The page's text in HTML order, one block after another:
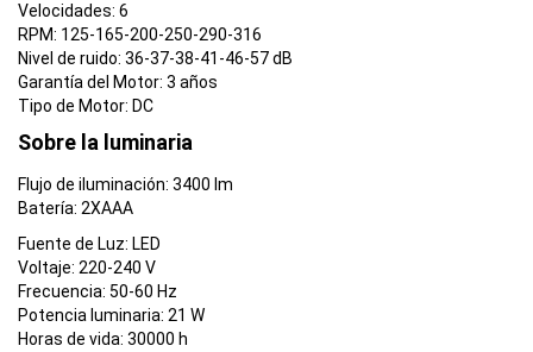
Velocidades: 6
RPM: 125-165-200-250-290-316
Nivel de ruido: 36-37-38-41-46-57 dB
Garantía del Motor: 3 años
Tipo de Motor: DC
Sobre la luminaria
Flujo de iluminación: 3400 lm
Batería: 2XAAA
Fuente de Luz: LED
Voltaje: 220-240 V
Frecuencia: 50-60 Hz
Potencia luminaria: 21 W
Horas de vida: 30000 h